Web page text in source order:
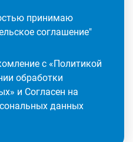
принимаю
соглашение"
с «Политикой
обработки
» и Согласен на
данных